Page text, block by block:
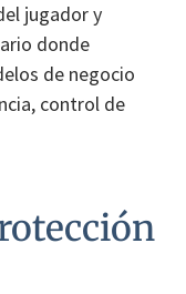
jugador y
donde
de negocio
control de